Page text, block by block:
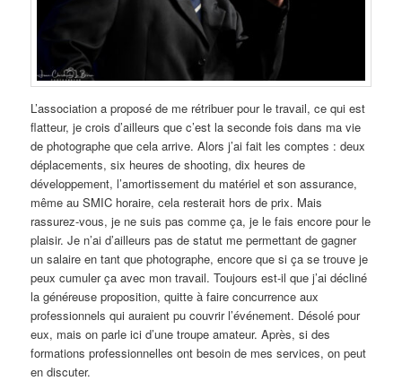
L’association a proposé de me rétribuer pour le travail, ce qui est
flatteur, je crois d’ailleurs que c’est la seconde fois dans ma vie
de photographe que cela arrive. Alors j’ai fait les comptes : deux
déplacements, six heures de shooting, dix heures de
développement, l’amortissement du matériel et son assurance,
même au SMIC horaire, cela resterait hors de prix. Mais
rassurez-vous, je ne suis pas comme ça, je le fais encore pour le
plaisir. Je n’ai d’ailleurs pas de statut me permettant de gagner
un salaire en tant que photographe, encore que si ça se trouve je
peux cumuler ça avec mon travail. Toujours est-il que j’ai décliné
la généreuse proposition, quitte à faire concurrence aux
professionnels qui auraient pu couvrir l’événement. Désolé pour
eux, mais on parle ici d’une troupe amateur. Après, si des
formations professionnelles ont besoin de mes services, on peut
en discuter.